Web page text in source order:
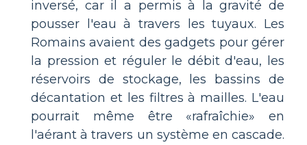
inversé, car il a permis à la gravité de
pousser l'eau à travers les tuyaux. Les
Romains avaient des gadgets pour gérer
la pression et réguler le débit d'eau, les
réservoirs de stockage, les bassins de
décantation et les filtres à mailles. L'eau
pourrait même être «rafraîchie» en
l'aérant à travers un système en cascade.